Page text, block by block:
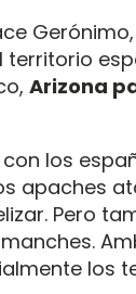
territorio
Arizona
los
apaches
Pero
los